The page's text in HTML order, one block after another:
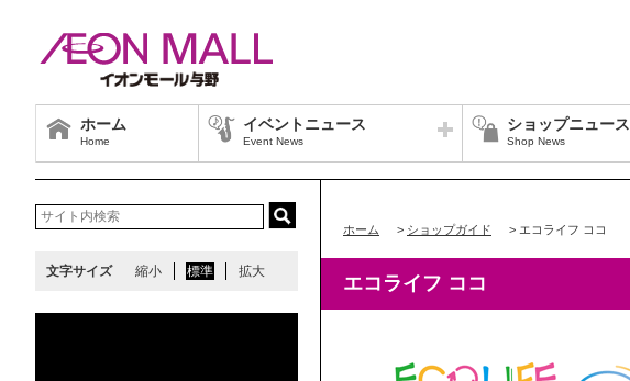
ホーム
Home
イベントニュース
Event News
ショップニュース
Shop News
ホーム > ショップガイド > エコライフ ココ
エコライフ ココ
文字サイズ 縮小 標準 拡大